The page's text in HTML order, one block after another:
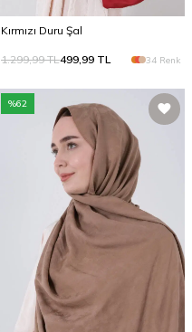
Kırmızı Duru Şal
1.299,99TL499,99 TL 34 Renk
%62